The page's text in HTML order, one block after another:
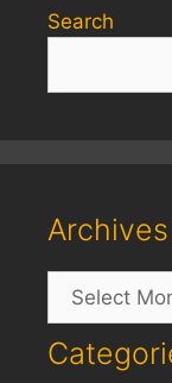
Search
Archives
Archives